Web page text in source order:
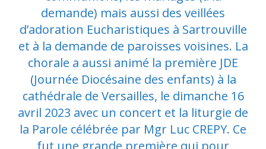
demande) mais aussi des veillées
d’adoration Eucharistiques à Sartrouville
et à la demande de paroisses voisines. La
chorale a aussi animé la première JDE
(Journée Diocésaine des enfants) à la
cathédrale de Versailles, le dimanche 16
avril 2023 avec un concert et la liturgie de
la Parole célébrée par Mgr Luc CREPY. Ce
fut une grande première qui pour